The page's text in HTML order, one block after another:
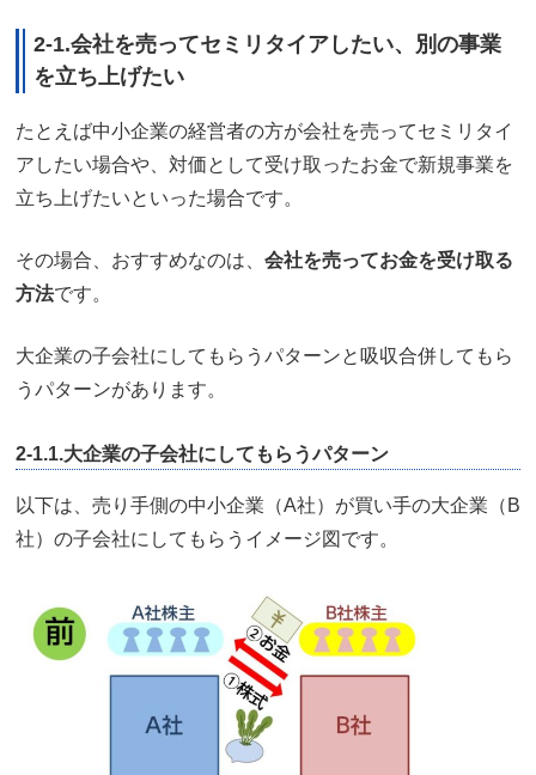
2-1.会社を売ってセミリタイアしたい、別の事業
を立ち上げたい
たとえば中小企業の経営者の方が会社を売ってセミリタイ
アしたい場合や、対価として受け取ったお金で新規事業を
立ち上げたいといった場合です。
その場合、おすすめなのは、 会社を売ってお金を受け取る
方法です。
大企業の子会社にしてもらうパターンと吸収合併してもら
うパターンがあります。
2-1.1.大企業の子会社にしてもらうパターン
以下は、売り手側の中小企業（A社）が買い手の大企業（B
社）の子会社にしてもらうイメージ図です。